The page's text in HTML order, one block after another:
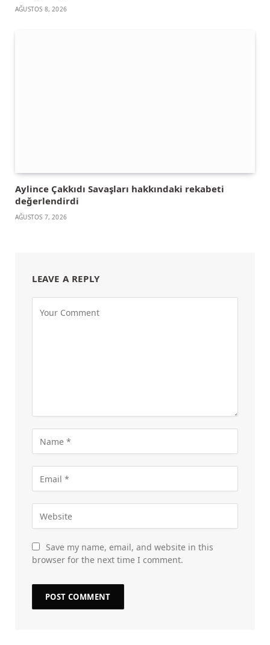
AĞUSTOS 8, 2026
Aylince Çakkıdı Savaşları hakkındaki rekabeti
değerlendirdi
AĞUSTOS 7, 2026
LEAVE A REPLY
Save my name, email, and website in this
browser for the next time I comment.